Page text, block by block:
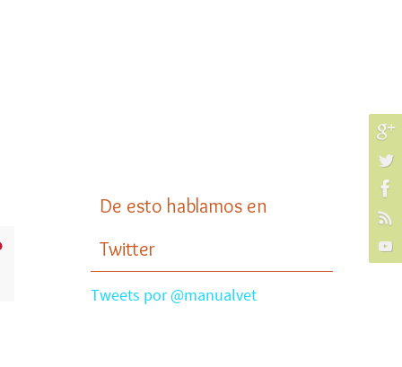
De esto hablamos en
Twitter
Tweets por @manualvet